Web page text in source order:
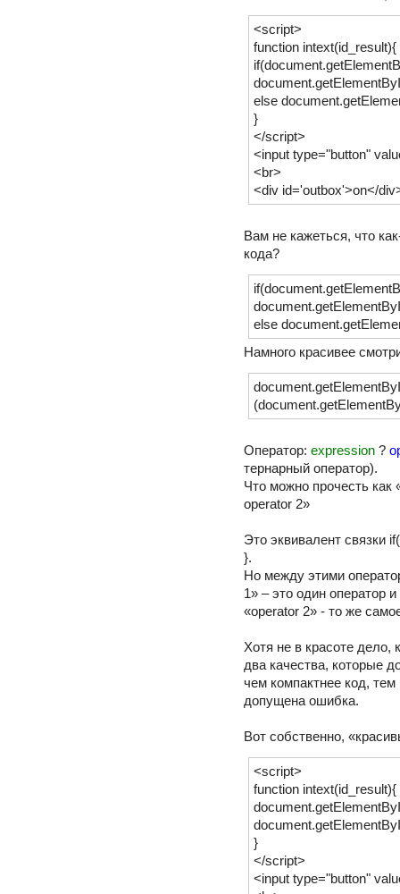
<script>
function intext(id_result){
else
}
</script>
<input type="button"
<br>
<div id='outbox'>on</
Вам не кажеться, что
кода?
else
Намного красивее
Оператор: expression ?
тернарный оператор).
Что можно прочесть как
operator 2»
Это эквивалент связки
}.
Но между этими
1» – это один оператор
«operator 2» - то же
Хотя не в красоте дело,
два качества, которые
чем компактнее код,
допущена ошибка.
Вот собственно,
<script>
function intext(id_result){
}
</script>
<input type="button"